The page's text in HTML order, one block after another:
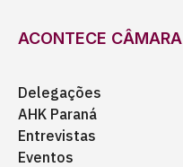
ACONTECE CÂMARA
Delegações
AHK Paraná
Entrevistas
Eventos